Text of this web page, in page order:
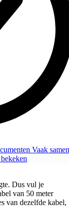
Vaak samen
Dus vul je
van 50 meter
van dezelfde kabel,